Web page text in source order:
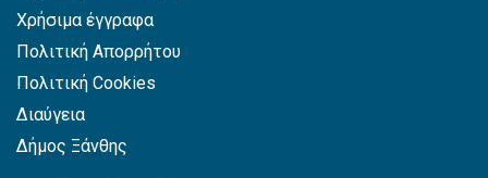
Χρήσιμα έγγραφα
Πολιτική Απορρήτου
Πολιτική Cookies
Διαύγεια
Δήμος Ξάνθης